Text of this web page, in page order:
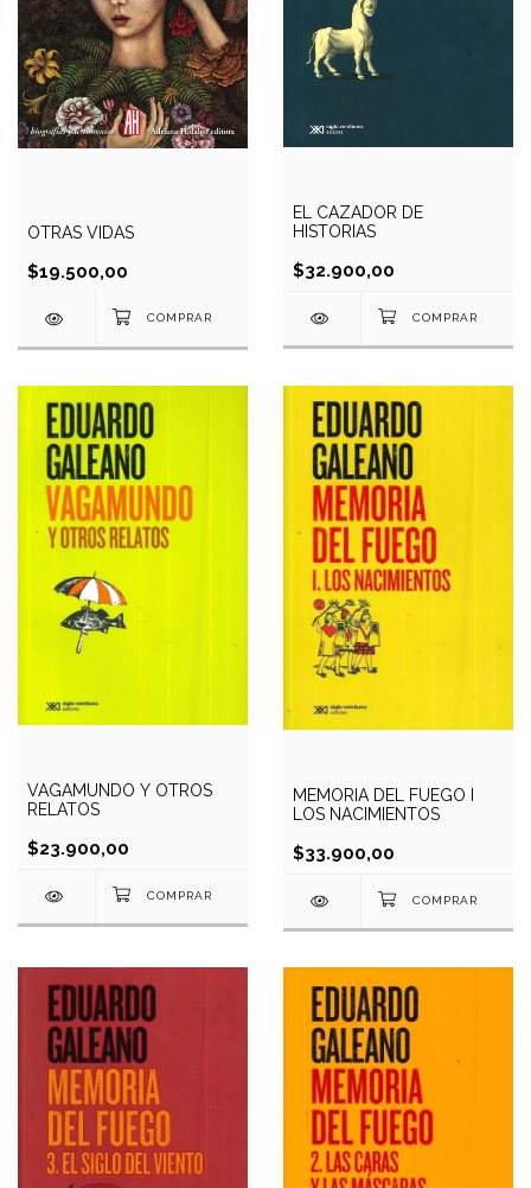
OTRAS VIDAS
$19.500,00
EL CAZADOR DE
HISTORIAS
$32.900,00
VAGAMUNDO Y OTROS
RELATOS
$23.900,00
MEMORIA DEL FUEGO I
LOS NACIMIENTOS
$33.900,00